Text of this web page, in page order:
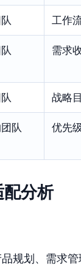
工作
需求
战略
队 优先
分析
规划、需求